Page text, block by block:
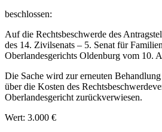
beschlossen:
Auf die Rechtsbeschwerde des
des 14. Zivilsenats – 5. Senat für
Oberlandesgerichts Oldenburg vom 10.
Die Sache wird zur erneuten
über die Kosten des
Oberlandesgericht zurückverwiesen.
Wert: 3.000 €